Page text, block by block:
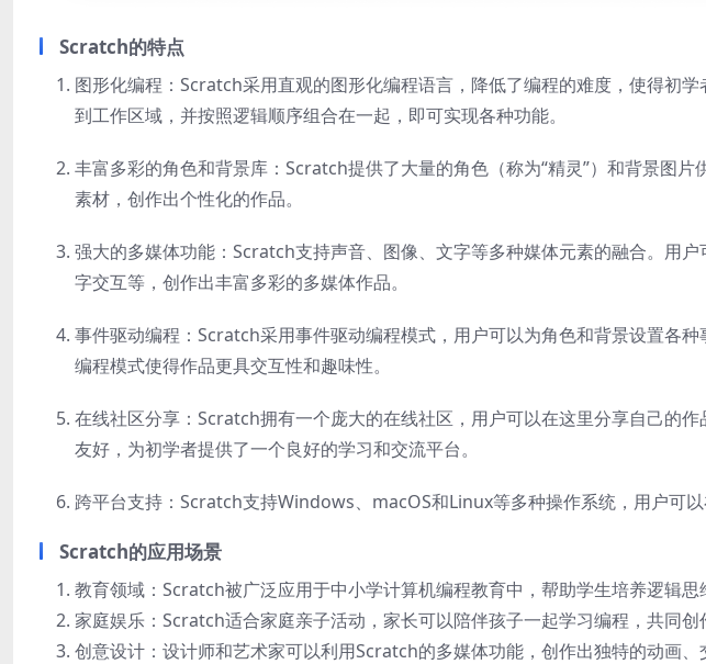
Scratch的特点
图形化编程：Scratch采用直观的图形化编程语言，降低了编程的难度，使得初
到工作区域，并按照逻辑顺序组合在一起，即可实现各种功能。
丰富多彩的角色和背景库：Scratch提供了大量的角色（称为“精灵”）和背景图
素材，创作出个性化的作品。
强大的多媒体功能：Scratch支持声音、图像、文字等多种媒体元素的融合。用
字交互等，创作出丰富多彩的多媒体作品。
事件驱动编程：Scratch采用事件驱动编程模式，用户可以为角色和背景设置各
编程模式使得作品更具交互性和趣味性。
在线社区分享：Scratch拥有一个庞大的在线社区，用户可以在这里分享自己的
友好，为初学者提供了一个良好的学习和交流平台。
跨平台支持：Scratch支持Windows、macOS和Linux等多种操作系统，用户可以
Scratch的应用场景
教育领域：Scratch被广泛应用于中小学计算机编程教育中，帮助学生培养逻辑思
家庭娱乐：Scratch适合家庭亲子活动，家长可以陪伴孩子一起学习编程，共同创
创意设计：设计师和艺术家可以利用Scratch的多媒体功能，创作出独特的动画、